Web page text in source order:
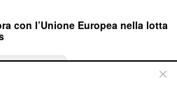
con l’Unione Europea nella lotta